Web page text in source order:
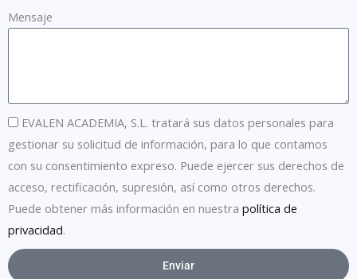
Mensaje
EVALEN ACADEMIA, S.L. tratará sus datos personales para
gestionar su solicitud de información, para lo que contamos
con su consentimiento expreso. Puede ejercer sus derechos de
acceso, rectificación, supresión, así como otros derechos.
Puede obtener más información en nuestra política de
privacidad.
Enviar